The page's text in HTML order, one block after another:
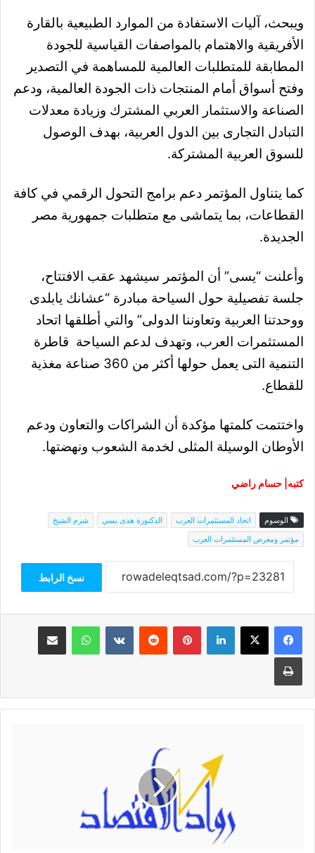
ويبحث، آليات الاستفادة من الموارد الطبيعية بالقارة
الأفريقية والاهتمام بالمواصفات القياسية للجودة
المطابقة للمتطلبات العالمية للمساهمة في التصدير
وفتح أسواق أمام المنتجات ذات الجودة العالمية، ودعم
الصناعة والاستثمار العربي المشترك وزيادة معدلات
التبادل التجارى بين الدول العربية، بهدف الوصول
للسوق العربية المشتركة.
كما يتناول المؤتمر دعم برامج التحول الرقمي في كافة
القطاعات، بما يتماشى مع متطلبات جمهورية مصر
الجديدة.
وأعلنت “يسى” أن المؤتمر سيشهد عقب الافتتاح،
جلسة تفصيلية حول السياحة مبادرة “عشانك يابلدى
ووحدتنا العربية وتعاوننا الدولى” والتي أطلقها اتحاد
المستثمرات العرب، وتهدف لدعم السياحة قاطرة
التنمية التى يعمل حولها أكثر من 360 صناعة مغذية
للقطاع.
واختتمت كلمتها مؤكدة أن الشراكات والتعاون ودعم
الأوطان الوسيلة المثلى لخدمة الشعوب ونهضتها.
كتبه| حسام راضي
الوسوم اتحاد المستثمرات العرب الدكتورة هدى يسي
شرم الشيخ
مؤتمر ومعرض المستثمرات العرب
نسخ الرابط
فيسبوك‫X لينكدإن بينتيريست واتساب مشاركة عبر البريد
طباعة